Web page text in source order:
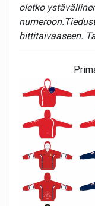
oletko
bittitaivaaseen.
Prima Hero